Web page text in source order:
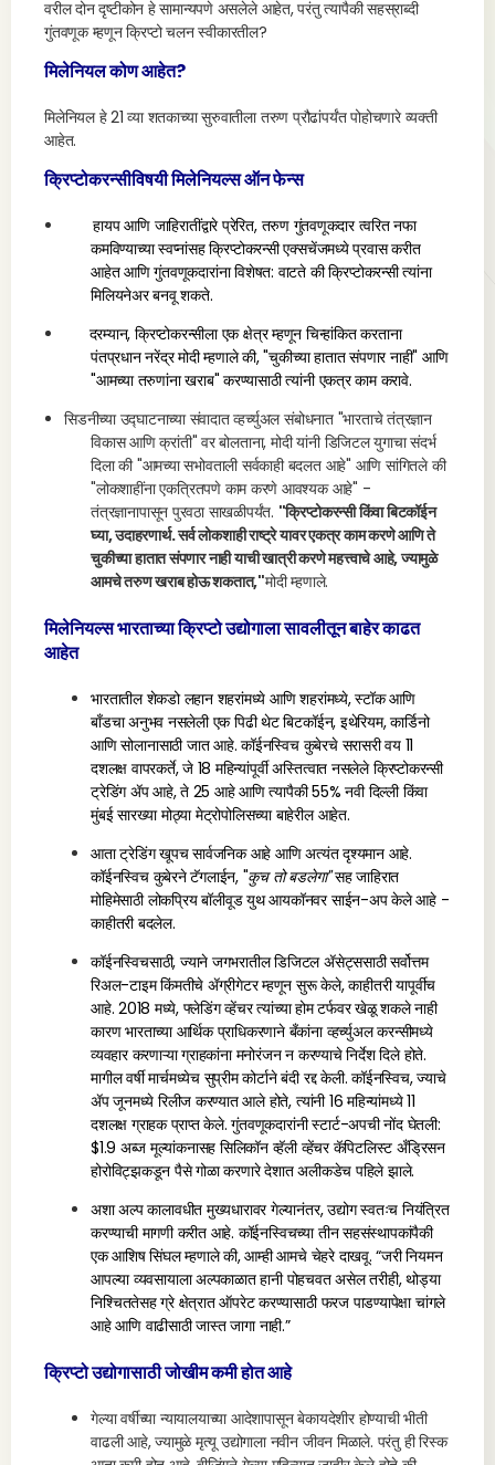
वरील दोन दृष्टीकोन हे सामान्यपणे असलेले आहेत, परंतु त्यापैकी सहस्राब्दी
गुंतवणूक म्हणून क्रिप्टो चलन स्वीकारतील?
मिलेनियल कोण आहेत?
मिलेनियल हे 21 व्या शतकाच्या सुरुवातीला तरुण प्रौढांपर्यंत पोहोचणारे व्यक्ती
आहेत.
क्रिप्टोकरन्सीविषयी मिलेनियल्स ऑन फेन्स
हायप आणि जाहिरातींद्वारे प्रेरित, तरुण गुंतवणूकदार त्वरित नफा
कमविण्याच्या स्वप्नांसह क्रिप्टोकरन्सी एक्सचेंजमध्ये प्रवास करीत
आहेत आणि गुंतवणूकदारांना विशेषत: वाटते की क्रिप्टोकरन्सी त्यांना
मिलियनेअर बनवू शकते.
दरम्यान, क्रिप्टोकरन्सीला एक क्षेत्र म्हणून चिन्हांकित करताना
पंतप्रधान नरेंद्र मोदी म्हणाले की, "चुकीच्या हातात संपणार नाही" आणि
"आमच्या तरुणांना खराब" करण्यासाठी त्यांनी एकत्र काम करावे.
सिडनीच्या उद्घाटनाच्या संवादात व्हर्च्युअल संबोधनात "भारताचे तंत्रज्ञान
विकास आणि क्रांती" वर बोलताना, मोदी यांनी डिजिटल युगाचा संदर्भ
दिला की "आमच्या सभोवताली सर्वकाही बदलत आहे" आणि सांगितले की
"लोकशाहींना एकत्रितपणे काम करणे आवश्यक आहे" -
तंत्रज्ञानापासून पुरवठा साखळीपर्यंत. "क्रिप्टोकरन्सी किंवा बिटकॉईन
घ्या, उदाहरणार्थ. सर्व लोकशाही राष्ट्रे यावर एकत्र काम करणे आणि ते
चुकीच्या हातात संपणार नाही याची खात्री करणे महत्त्वाचे आहे, ज्यामुळे
आमचे तरुण खराब होऊ शकतात,"मोदी म्हणाले.
मिलेनियल्स भारताच्या क्रिप्टो उद्योगाला सावलीतून बाहेर काढत
आहेत
भारतातील शेकडो लहान शहरांमध्ये आणि शहरांमध्ये, स्टॉक आणि
बाँडचा अनुभव नसलेली एक पिढी थेट बिटकॉईन, इथेरियम, कार्डिनो
आणि सोलानासाठी जात आहे. कॉईनस्विच कुबेरचे सरासरी वय 11
दशलक्ष वापरकर्ते, जे 18 महिन्यांपूर्वी अस्तित्वात नसलेले क्रिप्टोकरन्सी
ट्रेडिंग ॲप आहे, ते 25 आहे आणि त्यापैकी 55% नवी दिल्ली किंवा
मुंबई सारख्या मोठ्या मेट्रोपोलिसच्या बाहेरील आहेत.
आता ट्रेडिंग खूपच सार्वजनिक आहे आणि अत्यंत दृश्यमान आहे.
कॉईनस्विच कुबेरने टॅगलाईन, "कुच तो बडलेगा"सह जाहिरात
मोहिमेसाठी लोकप्रिय बॉलीवूड युथ आयकॉनवर साईन-अप केले आहे -
काहीतरी बदलेल.
कॉईनस्विचसाठी, ज्याने जगभरातील डिजिटल ॲसेट्ससाठी सर्वोत्तम
रिअल-टाइम किंमतीचे ॲग्रीगेटर म्हणून सुरू केले, काहीतरी यापूर्वीच
आहे. 2018 मध्ये, फ्लेडिंग व्हेंचर त्यांच्या होम टर्फवर खेळू शकले नाही
कारण भारताच्या आर्थिक प्राधिकरणाने बँकांना व्हर्च्युअल करन्सीमध्ये
व्यवहार करणाऱ्या ग्राहकांना मनोरंजन न करण्याचे निर्देश दिले होते.
मागील वर्षी मार्चमध्येच सुप्रीम कोर्टाने बंदी रद्द केली. कॉईनस्विच, ज्याचे
ॲप जूनमध्ये रिलीज करण्यात आले होते, त्यांनी 16 महिन्यांमध्ये 11
दशलक्ष ग्राहक प्राप्त केले. गुंतवणूकदारांनी स्टार्ट-अपची नोंद घेतली:
$1.9 अब्ज मूल्यांकनासह सिलिकॉन व्हॅली व्हेंचर कॅपिटलिस्ट अँड्रिसन
होरोविट्झकडून पैसे गोळा करणारे देशात अलीकडेच पहिले झाले.
अशा अल्प कालावधीत मुख्यधारावर गेल्यानंतर, उद्योग स्वतःच नियंत्रित
करण्याची मागणी करीत आहे. कॉईनस्विचच्या तीन सहसंस्थापकांपैकी
एक आशिष सिंघल म्हणाले की, आम्ही आमचे चेहरे दाखवू. “जरी नियमन
आपल्या व्यवसायाला अल्पकाळात हानी पोहचवत असेल तरीही, थोड्या
निश्चिततेसह ग्रे क्षेत्रात ऑपरेट करण्यासाठी फरज पाडण्यापेक्षा चांगले
आहे आणि वाढीसाठी जास्त जागा नाही.”
क्रिप्टो उद्योगासाठी जोखीम कमी होत आहे
गेल्या वर्षीच्या न्यायालयाच्या आदेशापासून बेकायदेशीर होण्याची भीती
वाढली आहे, ज्यामुळे मृत्यू उद्योगाला नवीन जीवन मिळाले. परंतु ही रिस्क